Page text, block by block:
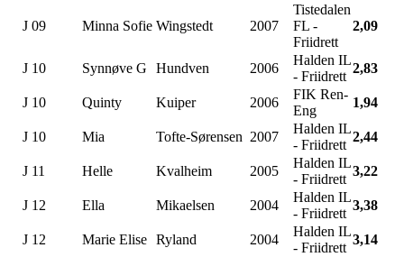
J 09 Minna Sofie Wingstedt 2007
Tistedalen
FL -
Friidrett
2,09
J 10 Synnøve G Hundven 2006
Halden IL
- Friidrett
2,83
J 10 Quinty Kuiper 2006
FIK Ren-
Eng
1,94
J 10 Mia Tofte-Sørensen 2007
Halden IL
- Friidrett
2,44
J 11 Helle Kvalheim 2005
Halden IL
- Friidrett
3,22
J 12 Ella Mikaelsen 2004
Halden IL
- Friidrett
3,38
J 12 Marie Elise Ryland 2004
Halden IL
- Friidrett
3,14